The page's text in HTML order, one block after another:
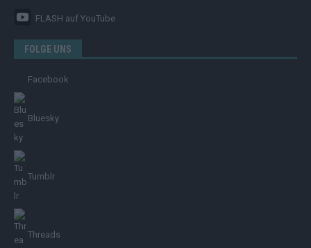
FLASH auf YouTube
FOLGE UNS
Facebook
Bluesky
Tumblr
Threads